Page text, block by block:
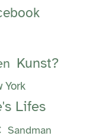
Kunst?
York
Lifes
Sandman